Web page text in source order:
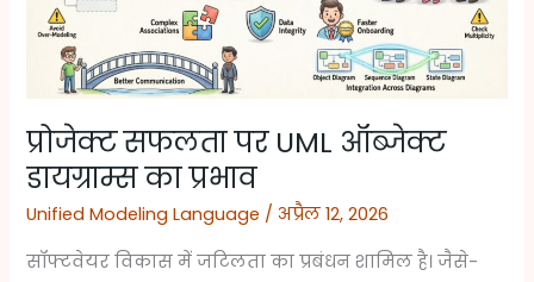
प्रोजेक्ट सफलता पर UML ऑब्जेक्ट
डायग्राम्स का प्रभाव
Unified Modeling Language /अप्रैल 12, 2026
सॉफ्टवेयर विकास में जटिलता का प्रबंधन शामिल है। जैसे-
डायग्राम्स
प्रभाव